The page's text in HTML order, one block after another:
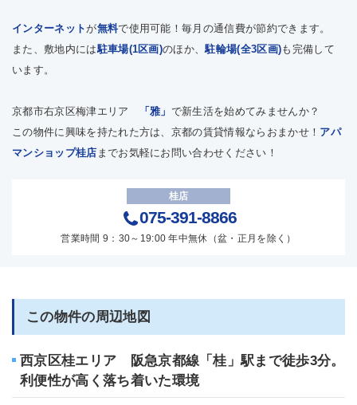
インターネットが無料で使用可能！毎月の通信費が節約できます。
また、敷地内には駐車場(1区画)のほか、駐輪場(全3区画)も完備して
います。
京都市右京区梅津エリア 「雅」 で新生活を始めてみませんか？
この物件に興味を持たれた方は、京都の賃貸情報ならおまかせ！ アパ
マンショップ桂店 までお気軽にお問い合わせください！
桂店
075-391-8866
営業時間 9：30～19:00 年中無休（盆・正月を除く）
この物件の周辺地図
西京区桂エリア 阪急京都線「桂」駅まで徒歩3分。
利便性が高く落ち着いた環境